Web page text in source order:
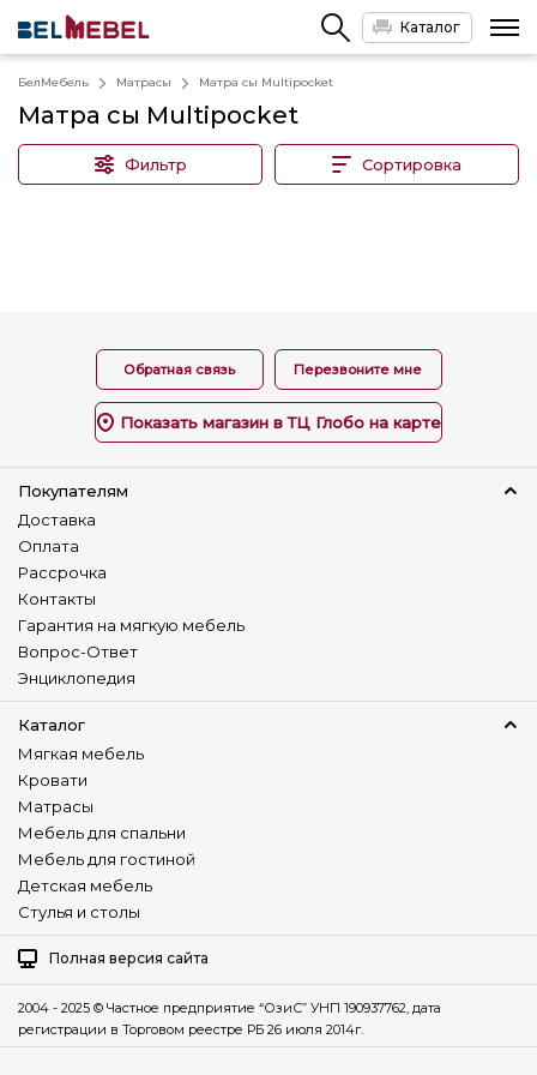
Каталог
БелМебель Матрасы Матра сы Multipocket
Матра сы Multipocket
Фильтр Сортировка
Обратная связь Перезвоните мне
Показать магазин в ТЦ Глобо на карте
Покупателям
Доставка
Оплата
Рассрочка
Контакты
Гарантия на мягкую мебель
Вопрос-Ответ
Энциклопедия
Каталог
Мягкая мебель
Кровати
Матрасы
Мебель для спальни
Мебель для гостиной
Детская мебель
Стулья и столы
Полная версия сайта
2004 - 2025 © Частное предприятие “ОзиС” УНП 190937762, дата
регистрации в Торговом реестре РБ 26 июля 2014г.